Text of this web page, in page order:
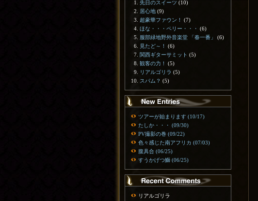
先日のスイーツ (10)
居心地 (9)
超豪華ファウン！
(7)
ほな・・・ペリー・・・ (6)
服部緑地野外音楽堂 「春一番」
(6)
見たど～！
(6)
関西ギターサミット (5)
観客の力！
(5)
リアルゴリラ (5)
スパム？ (5)
ツアーが始まります (10/17)
たしか・・・ (09/30)
PV撮影の巻 (09/22)
色々感じた南アフリカ (07/03)
腹具合 (06/25)
すうかげつ鰤 (06/25)
リアルゴリラ